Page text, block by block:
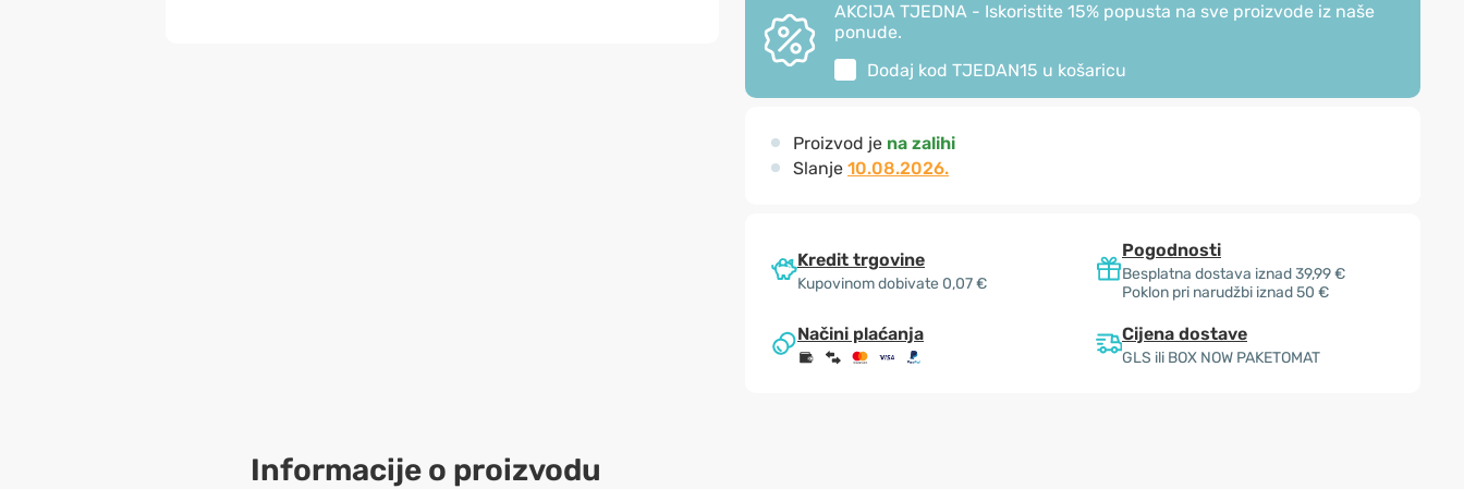
AKCIJA TJEDNA - Iskoristite 15% popusta na sve proizvode iz naše
ponude.
Dodaj kod TJEDAN15 u košaricu
Proizvod je na zalihi
Slanje 10.08.2026.
Kredit trgovine
Kupovinom dobivate 0,07 €
Pogodnosti
Besplatna dostava iznad 39,99 €
Poklon pri narudžbi iznad 50 €
Načini plaćanja Cijena dostave
GLS ili BOX NOW PAKETOMAT
Informacije o proizvodu